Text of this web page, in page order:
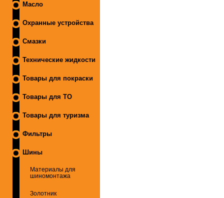
Масло
Охранные устройства
Смазки
Технические жидкости
Товары для покраски
Товары для ТО
Товары для туризма
Фильтры
Шины
Материалы для
шиномонтажа
Золотник